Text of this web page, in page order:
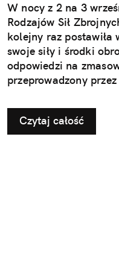
W nocy z 2 na 3
Rodzajów Sił
kolejny raz postawiła
swoje siły i środki
odpowiedzi na
przeprowadzony
Czytaj całość